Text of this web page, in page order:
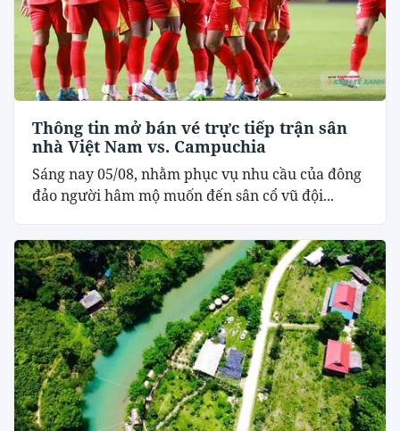
Thông tin mở bán vé trực tiếp trận sân
nhà Việt Nam vs. Campuchia
Sáng nay 05/08, nhằm phục vụ nhu cầu của đông
đảo người hâm mộ muốn đến sân cổ vũ đội...